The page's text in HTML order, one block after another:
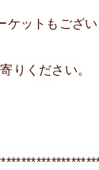
ットもござい
りください。